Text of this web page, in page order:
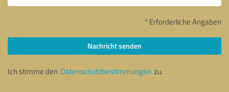
* Erforderliche Angaben
Nachricht senden
Ich stimme den Datenschutzbestimmungen zu.